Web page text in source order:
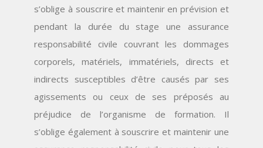
s’oblige à souscrire et maintenir en prévision et
pendant la durée du stage une assurance
responsabilité civile couvrant les dommages
corporels, matériels, immatériels, directs et
indirects susceptibles d’être causés par ses
agissements ou ceux de ses préposés au
préjudice de l’organisme de formation. Il
s’oblige également à souscrire et maintenir une